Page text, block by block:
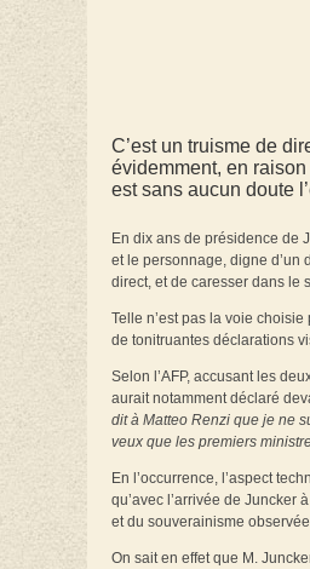
C’est un truisme de
évidemment, en
est sans aucun doute
En dix ans de présidence de
et le personnage, digne d’un
direct, et de caresser dans le
Telle n’est pas la voie
de tonitruantes déclarations
Selon l’AFP, accusant les
aurait notamment déclaré
dit à Matteo Renzi que je ne
veux que les premiers
En l’occurrence, l’aspect
qu’avec l’arrivée de Juncker
et du souverainisme
On sait en effet que M.